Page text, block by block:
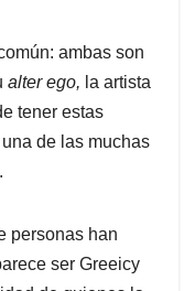
ambas son
alter ego, la artista
tener estas
de las muchas
personas han
ser Greeicy